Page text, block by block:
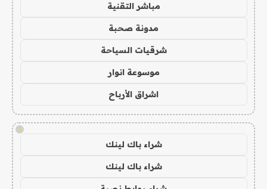
مباشر التقنية
مدونة صحبة
شرقيات السياحة
موسوعة انوار
اشراق الأرباح
!
شراء باك لينك
شراء باك لينك